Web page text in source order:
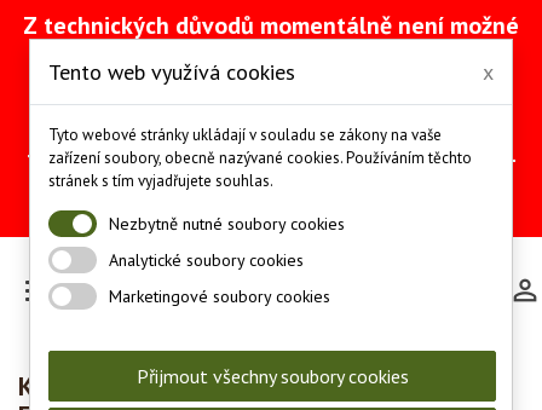
Z technických důvodů momentálně není možné
odstranění problému intenzivně pracujeme
(včetně obnovy ze zálohy).
Objednávky můžete mezitím provádět
telefonicky na čísle +420 607 244 655 nebo e-
mailem na adrese
Děkujeme za pochopení a trpělivost.

Komplet Pinewood Finnveden Hybrid
Tento web využívá cookies x
Tyto webové stránky ukládají v souladu se zákony na vaše
zařízení soubory, obecně nazývané cookies. Používáním těchto
stránek s tím vyjadřujete souhlas.
Nezbytně nutné soubory cookies
Analytické soubory cookies
Marketingové soubory cookies
Přijmout všechny soubory cookies